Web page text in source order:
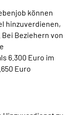
können
hinzuverdienen,
Beziehern von
6.300 Euro im
Euro